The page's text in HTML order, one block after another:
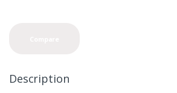
Description